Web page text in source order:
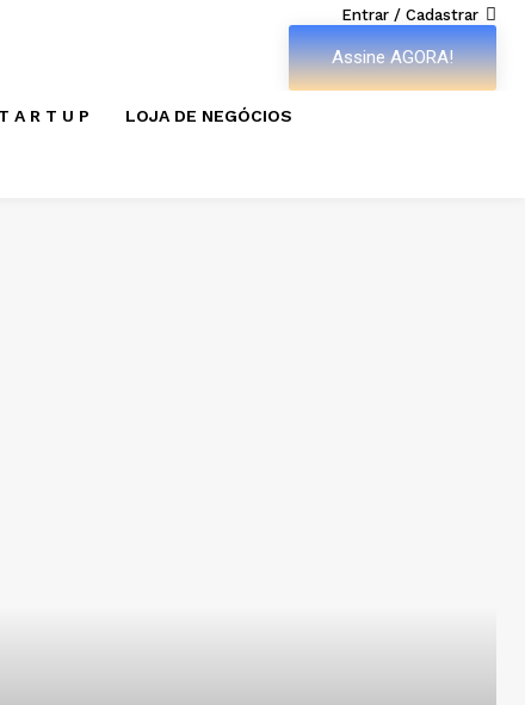
Entrar / Cadastrar
Assine AGORA!
A R T U P LOJA DE NEGÓCIOS